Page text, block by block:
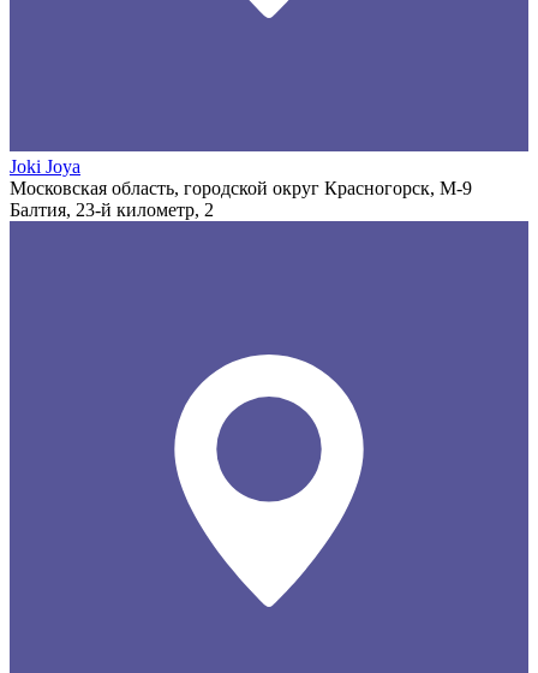
Joki Joya
Московская область, городской округ Красногорск, М-9
Балтия, 23-й километр, 2